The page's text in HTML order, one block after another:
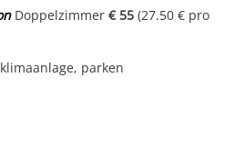
Doppelzimmer€ 55 (27.50 € pro
parken